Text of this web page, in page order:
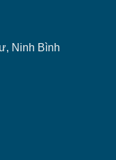
Ninh Bình